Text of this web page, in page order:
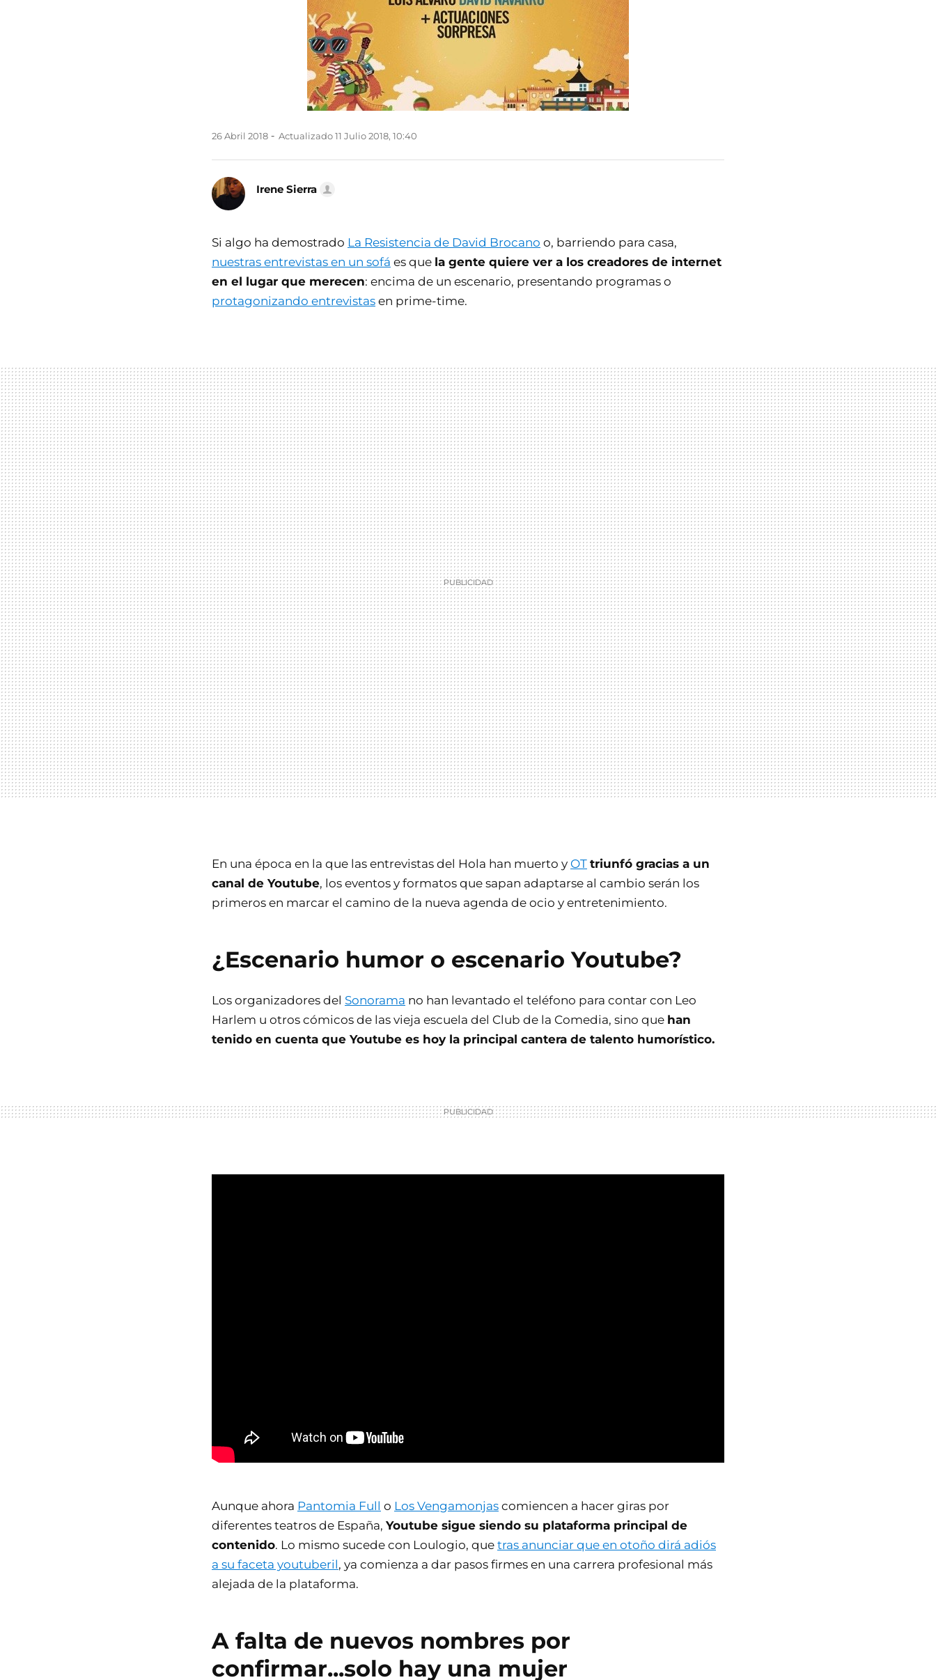
26 Abril 2018 Actualizado 11 Julio 2018, 10:40
Irene Sierra
Si algo ha demostrado La Resistencia de David Brocano o, barriendo para casa,
nuestras entrevistas en un sofá es que la gente quiere ver a los creadores de internet
en el lugar que merecen: encima de un escenario, presentando programas o
protagonizando entrevistas en prime-time.
En una época en la que las entrevistas del Hola han muerto y OT triunfó gracias a un
canal de Youtube, los eventos y formatos que sapan adaptarse al cambio serán los
primeros en marcar el camino de la nueva agenda de ocio y entretenimiento.
¿Escenario humor o escenario Youtube?
Los organizadores del Sonorama no han levantado el teléfono para contar con Leo
Harlem u otros cómicos de las vieja escuela del Club de la Comedia, sino que han
tenido en cuenta que Youtube es hoy la principal cantera de talento humorístico.
Aunque ahora Pantomia Full o Los Vengamonjas comiencen a hacer giras por
diferentes teatros de España, Youtube sigue siendo su plataforma principal de
contenido. Lo mismo sucede con Loulogio, que tras anunciar que en otoño dirá adiós
a su faceta youtuberil, ya comienza a dar pasos firmes en una carrera profesional más
alejada de la plataforma.
A falta de nuevos nombres por
confirmar...solo hay una mujer